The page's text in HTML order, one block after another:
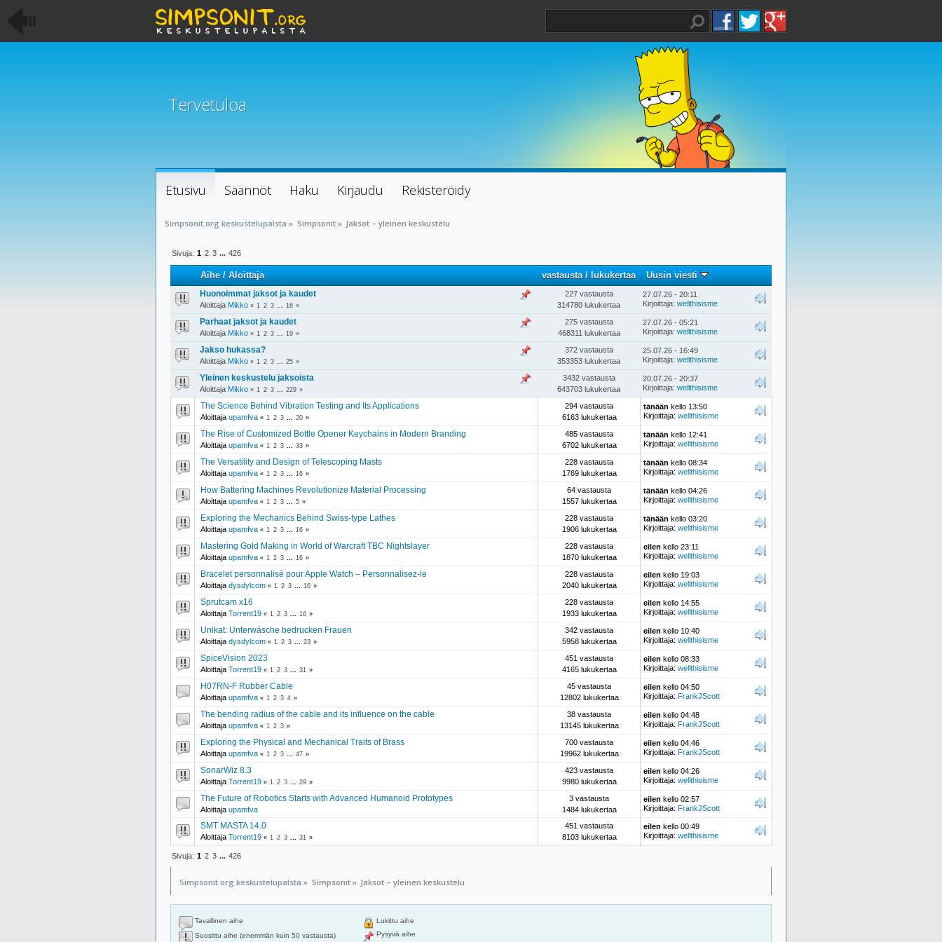
Tervetuloa
Etusivu Säännöt Haku Kirjaudu Rekisteröidy
Simpsonit.org keskustelupalsta » Simpsonit» Jaksot – yleinen keskustelu
Sivuja: 1 2 3 ... 426
Aihe/Aloittaja vastausta/lukukertaa Uusin viesti
Huonoimmat jaksot ja kaudet
Aloittaja Mikko « 1 2 3 16 »
227 vastausta
314780 lukukertaa
27.07.26 - 20:11
Kirjoittaja: wellthisisme
Parhaat jaksot ja kaudet
Aloittaja Mikko « 1 2 3 19 »
275 vastausta
468311 lukukertaa
27.07.26 - 05:21
Kirjoittaja: wellthisisme
Jakso hukassa?
Aloittaja Mikko « 1 2 3 25 »
372 vastausta
353353 lukukertaa
25.07.26 - 16:49
Kirjoittaja: wellthisisme
Yleinen keskustelu jaksoista
Aloittaja Mikko « 1 2 3 229 »
3432 vastausta
643703 lukukertaa
20.07.26 - 20:37
Kirjoittaja: wellthisisme
The Science Behind Vibration Testing and Its Applications
Aloittaja upamfva « 1 2 3 20 »
294 vastausta
6163 lukukertaa
tänään kello 13:50
Kirjoittaja: wellthisisme
The Rise of Customized Bottle Opener Keychains in Modern Branding
Aloittaja upamfva « 1 2 3 33 »
485 vastausta
6702 lukukertaa
tänään kello 12:41
Kirjoittaja: wellthisisme
The Versatility and Design of Telescoping Masts
Aloittaja upamfva « 1 2 3 16 »
228 vastausta
1769 lukukertaa
tänään kello 08:34
Kirjoittaja: wellthisisme
How Battering Machines Revolutionize Material Processing
Aloittaja upamfva « 1 2 3 5 »
64 vastausta
1557 lukukertaa
tänään kello 04:26
Kirjoittaja: wellthisisme
Exploring the Mechanics Behind Swiss-type Lathes
Aloittaja upamfva « 1 2 3 16 »
228 vastausta
1906 lukukertaa
tänään kello 03:20
Kirjoittaja: wellthisisme
Mastering Gold Making in World of Warcraft TBC Nightslayer
Aloittaja upamfva « 1 2 3 16 »
228 vastausta
1870 lukukertaa
eilen kello 23:11
Kirjoittaja: wellthisisme
Bracelet personnalisé pour Apple Watch – Personnalisez-le
Aloittaja dysdylcom « 1 2 3 16 »
228 vastausta
2040 lukukertaa
eilen kello 19:03
Kirjoittaja: wellthisisme
Sprutcam x16
Aloittaja Torrent19 « 1 2 3 16 »
228 vastausta
1933 lukukertaa
eilen kello 14:55
Kirjoittaja: wellthisisme
Unikat: Unterwäsche bedrucken Frauen
Aloittaja dysdylcom « 1 2 3 23 »
342 vastausta
5958 lukukertaa
eilen kello 10:40
Kirjoittaja: wellthisisme
SpiceVision 2023
Aloittaja Torrent19 « 1 2 3 31 »
451 vastausta
4165 lukukertaa
eilen kello 08:33
Kirjoittaja: wellthisisme
H07RN-F Rubber Cable
Aloittaja upamfva « 1 2 3 4 »
45 vastausta
12802 lukukertaa
eilen kello 04:50
Kirjoittaja: FrankJScott
The bending radius of the cable and its influence on the cable
Aloittaja upamfva « 1 2 3 »
38 vastausta
13145 lukukertaa
eilen kello 04:48
Kirjoittaja: FrankJScott
Exploring the Physical and Mechanical Traits of Brass
Aloittaja upamfva « 1 2 3 47 »
700 vastausta
19962 lukukertaa
eilen kello 04:46
Kirjoittaja: FrankJScott
SonarWiz 8.3
Aloittaja Torrent19 « 1 2 3 29 »
423 vastausta
9980 lukukertaa
eilen kello 04:26
Kirjoittaja: wellthisisme
The Future of Robotics Starts with Advanced Humanoid Prototypes
Aloittaja upamfva
3 vastausta
1484 lukukertaa
eilen kello 02:57
Kirjoittaja: FrankJScott
SMT MASTA 14.0
Aloittaja Torrent19 « 1 2 3 31 »
451 vastausta
8103 lukukertaa
eilen kello 00:49
Kirjoittaja: wellthisisme
Sivuja: 1 2 3 ... 426
Simpsonit.org keskustelupalsta » Simpsonit» Jaksot – yleinen keskustelu
Tavallinen aihe
Suosittu aihe (enemmän kuin 50 vastausta)
Lukittu aihe
Pysyvä aihe